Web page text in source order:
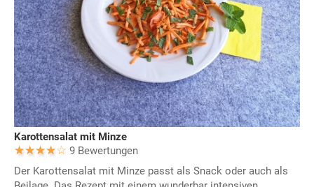
Karottensalat mit Minze
9 Bewertungen
Der Karottensalat mit Minze passt als Snack oder auch als